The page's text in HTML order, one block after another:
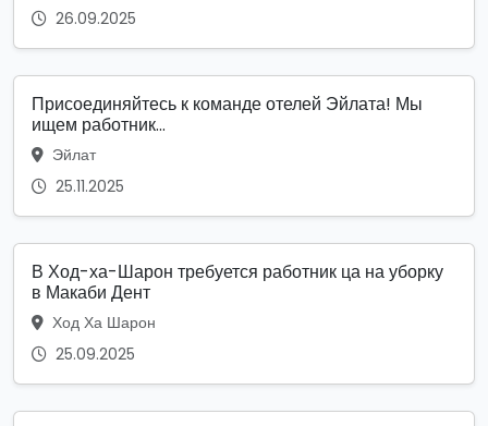
26.09.2025
Присоединяйтесь к команде отелей Эйлата! Мы
ищем работник...
Эйлат
25.11.2025
В Ход-ха-Шарон требуется работник ца на уборку
в Макаби Дент
Ход Ха Шарон
25.09.2025